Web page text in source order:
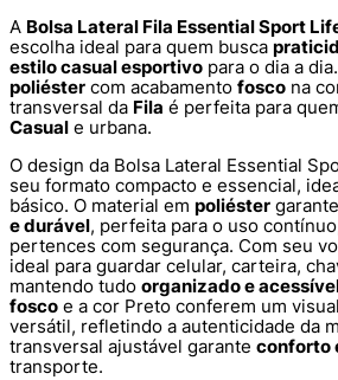
A Bolsa Lateral Fila Essential Sport
escolha ideal para quem busca
estilo casual esportivo para o dia a
poliéster com acabamento fosco na
transversal da Fila é perfeita para
Casual e urbana.
O design da Bolsa Lateral Essential
seu formato compacto e essencial,
básico. O material em poliéster
e durável, perfeita para o uso
pertences com segurança. Com seu
ideal para guardar celular, carteira,
mantendo tudo organizado e
fosco e a cor Preto conferem um
versátil, refletindo a autenticidade da
transversal ajustável garante conforto
transporte.